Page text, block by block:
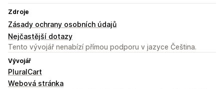
Zdroje
Zásady ochrany osobních údajů
Nejčastější dotazy
Tento vývojář nenabízí přímou podporu v jazyce Čeština.
Vývojář
PluralCart
Webová stránka